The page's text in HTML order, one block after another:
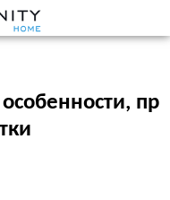
пр